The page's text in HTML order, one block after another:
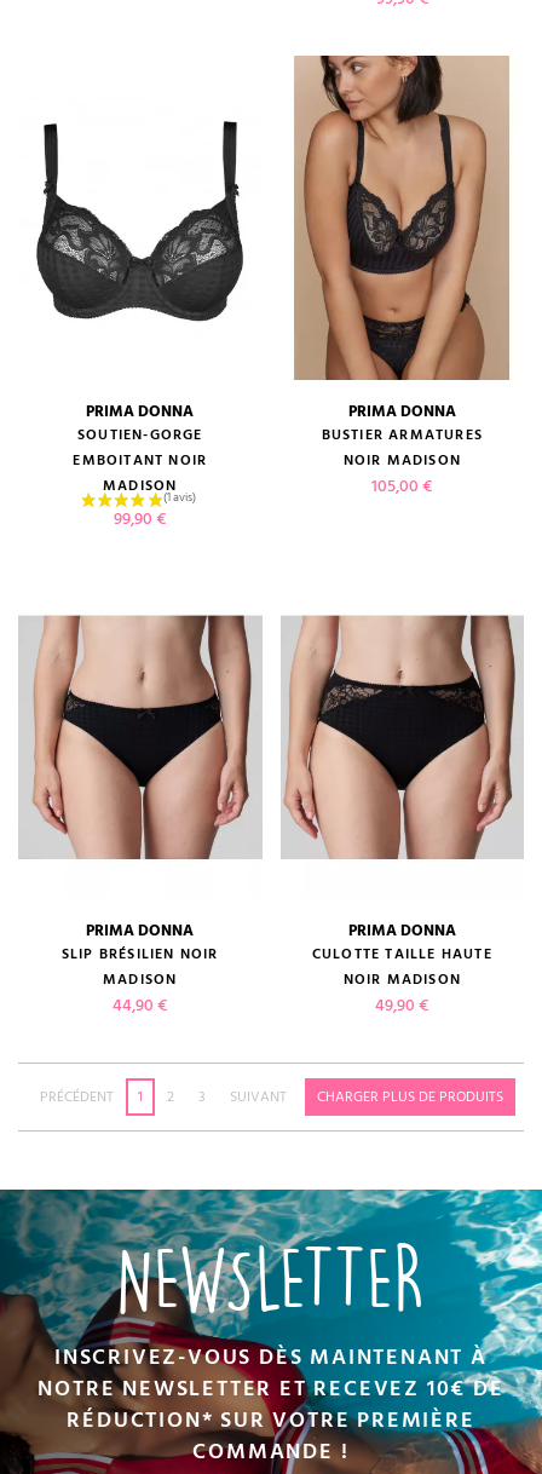
PRIMA DONNA
SOUTIEN-GORGE
EMBOITANT NOIR
MADISON
Prix
99,90 €
PRIMA DONNA
BUSTIER ARMATURES
NOIR MADISON
Prix
105,00 €
PRIMA DONNA
SLIP BRÉSILIEN NOIR
MADISON
Prix
44,90 €
PRIMA DONNA
CULOTTE TAILLE HAUTE
NOIR MADISON
Prix
49,90 €
PRÉCÉDENT 1 2 3 SUIVANT CHARGER PLUS DE PRODUITS
NEWSLETTER
INSCRIVEZ-VOUS DÈS MAINTENANT À
NOTRE NEWSLETTER ET RECEVEZ 10€ DE
RÉDUCTION* SUR VOTRE PREMIÈRE
COMMANDE !